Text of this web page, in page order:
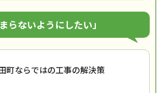
らないようにしたい」
町ならではの工事の解決策